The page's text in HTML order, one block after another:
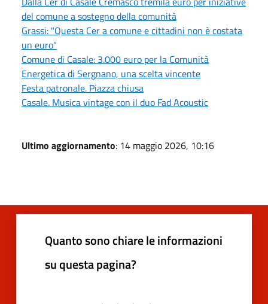
del comune a sostegno della comunità
Grassi: "Questa Cer a comune e cittadini non è costata
un euro"
Comune di Casale: 3.000 euro per la Comunità
Energetica di Sergnano, una scelta vincente
Festa patronale. Piazza chiusa
Casale. Musica vintage con il duo Fad Acoustic
Ultimo aggiornamento: 14 maggio 2026, 10:16
Quanto sono chiare le informazioni
su questa pagina?